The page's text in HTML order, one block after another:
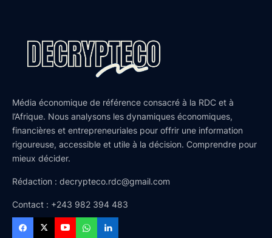
Média économique de référence consacré à la RDC et à
l’Afrique. Nous analysons les dynamiques économiques,
financières et entrepreneuriales pour offrir une information
rigoureuse, accessible et utile à la décision. Comprendre pour
mieux décider.
Rédaction : decrypteco.rdc@gmail.com
Contact : +243 982 394 483